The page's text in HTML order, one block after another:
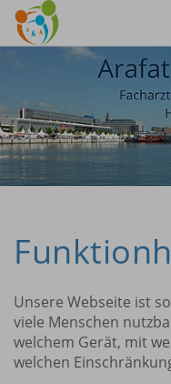
Unsere Webseite ist
viele Menschen
welchem Gerät, mit
welchen